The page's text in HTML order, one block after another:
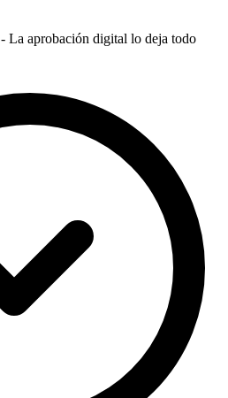
- La aprobación digital lo deja todo